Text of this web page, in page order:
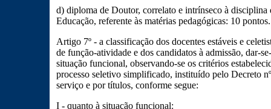
d) diploma de Doutor, correlato e intrínseco à disciplina
Educação, referente às matérias pedagógicas: 10 pontos.
Artigo 7º - a classificação dos docentes estáveis e
de função-atividade e dos candidatos à admissão, dar-
situação funcional, observando-se os critérios
processo seletivo simplificado, instituído pelo Decreto
serviço e por títulos, conforme segue:
I - quanto à situação funcional: